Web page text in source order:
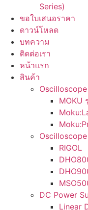
Series)
ขอใบเสนอราคา
ดาวน์โหลด
บทความ
ติดต่อเรา
หน้าแรก
สินค้า
MOKU
RIGOL
DC Power
Linear